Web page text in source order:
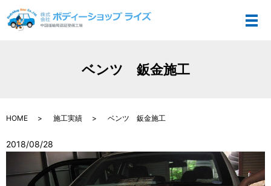
メ
ベンツ 鈑金施工
HOME 施工実績 ベンツ 鈑金施工
2018/08/28